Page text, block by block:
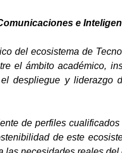
e
del ecosistema de
el ámbito académico,
despliegue y liderazgo
de perfiles
de este